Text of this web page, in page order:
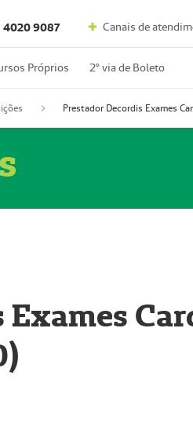
4020 9087 Canais de
Próprios 2º via de Boleto